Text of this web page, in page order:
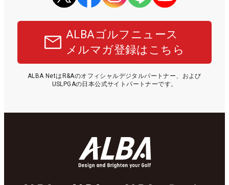
ALBAゴルフニュース
メルマガ登録はこちら
ALBA NetはR&Aのオフィシャルデジタルパートナー、および
USLPGAの日本公式サイトパートナーです。